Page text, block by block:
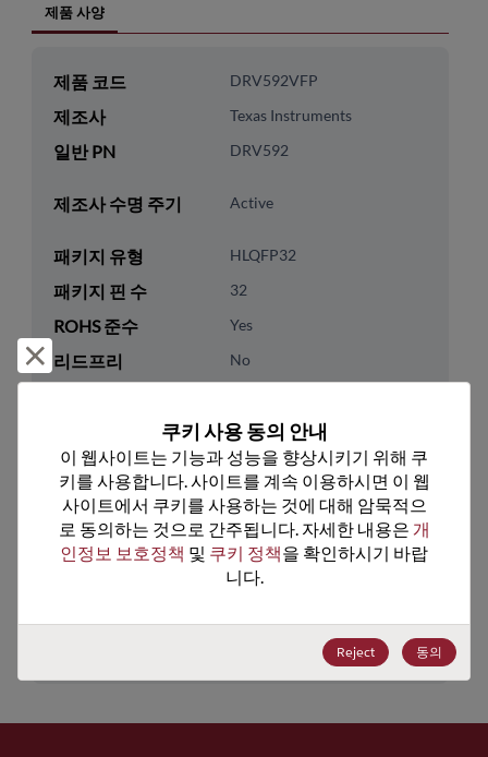
제품 사양
제품 코드 DRV592VFP
제조사 Texas Instruments
일반 PN DRV592
제조사 수명 주기 Active
패키지 유형 HLQFP32
패키지 핀 수 32
ROHS 준수 Yes
리드프리 No
250
기술 카테고리 Analog & Mixed Signal
기술 하위 카테고리 Special Analog Function
기술 그룹 Motor Control/Drvrs
거부 및 닫기
쿠키 사용 동의 안내
이 웹사이트는 기능과 성능을 향상시키기 위해 쿠
키를 사용합니다. 사이트를 계속 이용하시면 이 웹
사이트에서 쿠키를 사용하는 것에 대해 암묵적으
로 동의하는 것으로 간주됩니다. 자세한 내용은 개
인정보 보호정책 및 쿠키 정책을 확인하시기 바랍
니다.
Reject 동의